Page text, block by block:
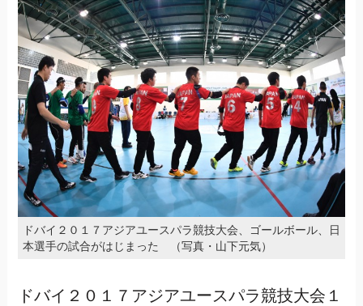
ドバイ２０１７アジアユースパラ競技大会、ゴールボール、日
本選手の試合がはじまった （写真・山下元気）
ドバイ２０１７アジアユースパラ競技大会１